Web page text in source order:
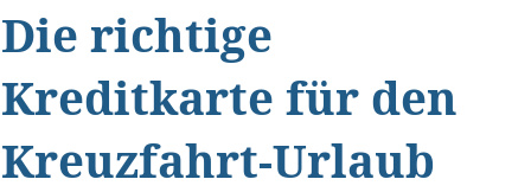
Die richtige
Kreditkarte für den
Kreuzfahrt-Urlaub